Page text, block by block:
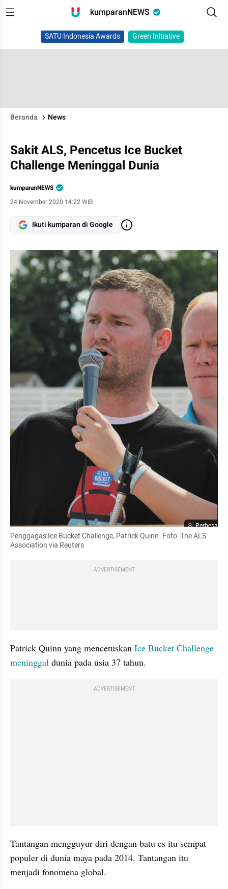
kumparanNEWS
SATU Indonesia Awards Green Initiative
Beranda News
Sakit ALS, Pencetus Ice Bucket
Challenge Meninggal Dunia
kumparanNEWS
24 November 2020 14:22 WIB
Ikuti kumparan di Google
Perbesar
Penggagas Ice Bucket Challenge, Patrick Quinn. Foto: The ALS
Association via Reuters
ADVERTISEMENT
Patrick Quinn yang mencetuskan
meninggal dunia pada usia 37 tahun.
ADVERTISEMENT
Tantangan mengguyur diri dengan batu es itu sempat
populer di dunia maya pada 2014. Tantangan itu
menjadi fonomena global.